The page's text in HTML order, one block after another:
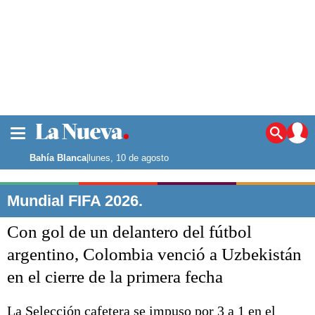
Noticias
La ciudad
Punta Alta
El país
El mundo
Seguridad
Escenario Olímpico
Liga del Sur
Bahía Blanca|lunes, 10 de agosto
Mundial FIFA 2026.
Con gol de un delantero del fútbol
argentino, Colombia venció a Uzbekistán
en el cierre de la primera fecha
La Selección cafetera se impuso por 3 a 1 en el